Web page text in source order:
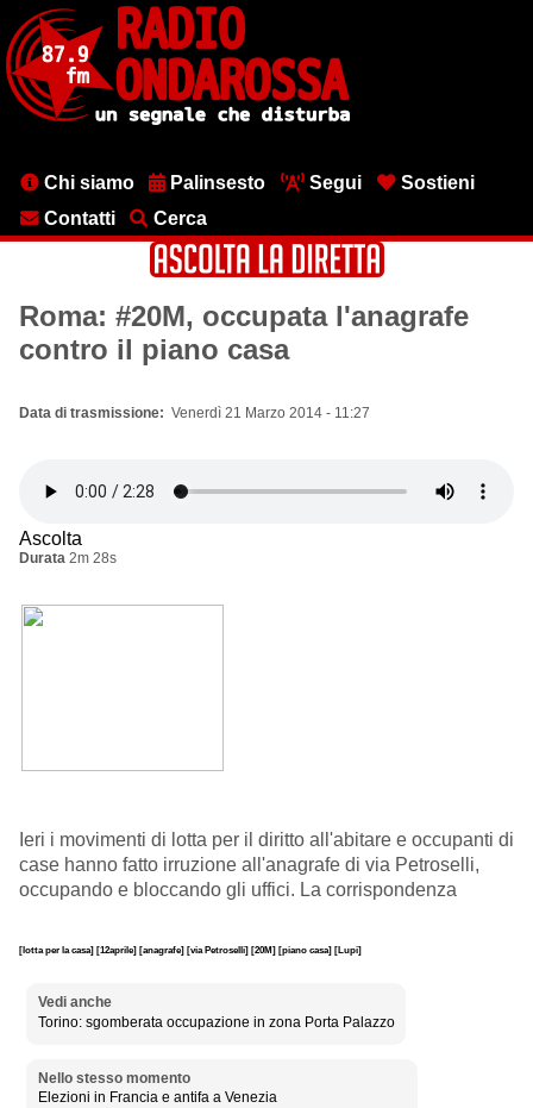
contenuto
principale
MenuChi siamo Palinsesto Segui
Sostieni
Contatti
Cerca
Roma: #20M, occupata l'anagrafe
contro il piano casa
Data di trasmissione Venerdì 21 Marzo 2014 - 11:27
Ascolta
Durata 2m 28s
Ieri i movimenti di lotta per il diritto all'abitare e occupanti di
case hanno fatto irruzione all'anagrafe di via Petroselli,
occupando e bloccando gli uffici. La corrispondenza
[lotta per la casa] [12aprile] [anagrafe] [via Petroselli] [20M] [piano casa] [Lupi]
Vedi anche
Torino: sgomberata occupazione in zona Porta Palazzo
Nello stesso momento
Elezioni in Francia e antifa a Venezia